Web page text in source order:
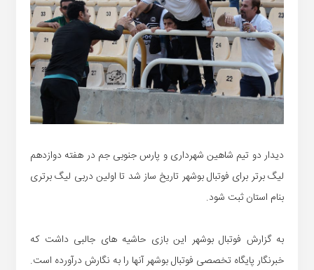
دیدار دو تیم شاهین شهرداری و پارس جنوبی جم در هفته دوازدهم
لیگ برتر برای فوتبال بوشهر تاریخ ساز شد تا اولین دربی لیگ برتری
بنام استان ثبت شود.
به گزارش فوتبال بوشهر این بازی حاشیه های جالبی داشت که
خبرنگار پایگاه تخصصی فوتبال بوشهر آنها را به نگارش درآورده است.